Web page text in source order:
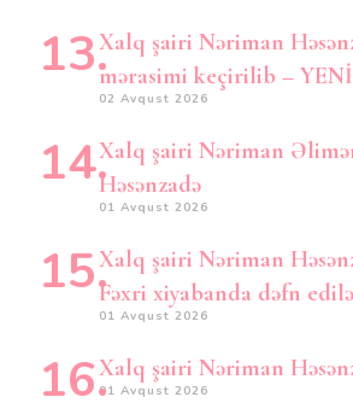
Xalq şairi Nəriman
mərasimi keçirilib –
02 Avqust 2026
Xalq şairi Nəriman
Həsənzadə
01 Avqust 2026
Xalq şairi Nəriman
Fəxri xiyabanda dəfn
01 Avqust 2026
Xalq şairi Nəriman
01 Avqust 2026